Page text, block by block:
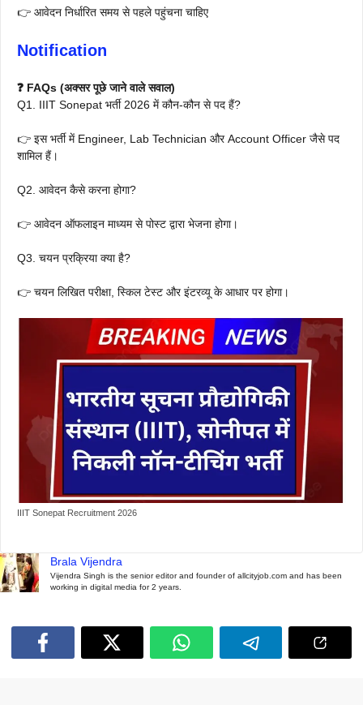
👉 आवेदन निर्धारित समय से पहले पहुंचना चाहिए
Notification
❓ FAQs (अक्सर पूछे जाने वाले सवाल)
Q1. IIIT Sonepat भर्ती 2026 में कौन-कौन से पद हैं?
👉 इस भर्ती में Engineer, Lab Technician और Account Officer जैसे पद
शामिल हैं।
Q2. आवेदन कैसे करना होगा?
👉 आवेदन ऑफलाइन माध्यम से पोस्ट द्वारा भेजना होगा।
Q3. चयन प्रक्रिया क्या है?
👉 चयन लिखित परीक्षा, स्किल टेस्ट और इंटरव्यू के आधार पर होगा।
IIIT Sonepat Recruitment 2026
Brala Vijendra
Vijendra Singh is the senior editor and founder of allcityjob.com and has been
working in digital media for 2 years.